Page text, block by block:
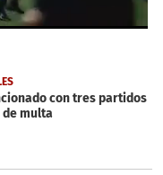
con tres partidos
de multa